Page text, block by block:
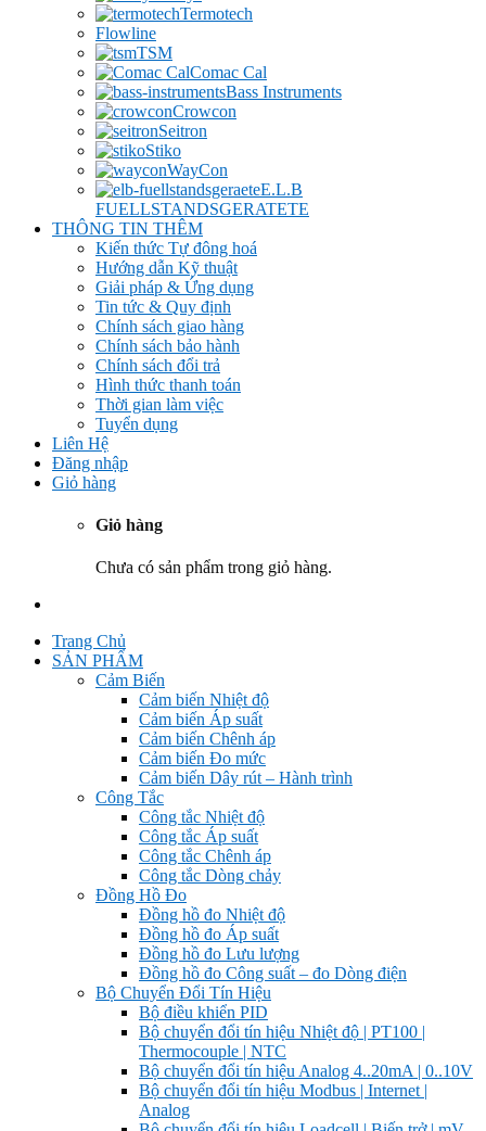
Termotech
Flowline
TSM
Comac Cal
Bass Instruments
Crowcon
Seitron
Stiko
WayCon
E.L.B
FUELLSTANDSGERATETE
THÔNG TIN THÊM
Kiến thức Tự đông hoá
Hướng dẫn Kỹ thuật
Giải pháp & Ứng dụng
Tin tức & Quy định
Chính sách giao hàng
Chính sách bảo hành
Chính sách đổi trả
Hình thức thanh toán
Thời gian làm việc
Tuyển dụng
Liên Hệ
Đăng nhập
Giỏ hàng
Giỏ hàng
Chưa có sản phẩm trong giỏ hàng.
Trang Chủ
SẢN PHẨM
Cảm Biến
Cảm biến Nhiệt độ
Cảm biến Áp suất
Cảm biến Chênh áp
Cảm biến Đo mức
Cảm biến Dây rút – Hành trình
Công Tắc
Công tắc Nhiệt độ
Công tắc Áp suất
Công tắc Chênh áp
Công tắc Dòng chảy
Đồng Hồ Đo
Đồng hồ đo Nhiệt độ
Đồng hồ đo Áp suất
Đồng hồ đo Lưu lượng
Đồng hồ đo Công suất – đo Dòng điện
Bộ Chuyển Đổi Tín Hiệu
Bộ điều khiển PID
Bộ chuyển đổi tín hiệu Nhiệt độ | PT100 |
Thermocouple | NTC
Bộ chuyển đổi tín hiệu Analog 4..20mA | 0..10V
Bộ chuyển đổi tín hiệu Modbus | Internet |
Analog